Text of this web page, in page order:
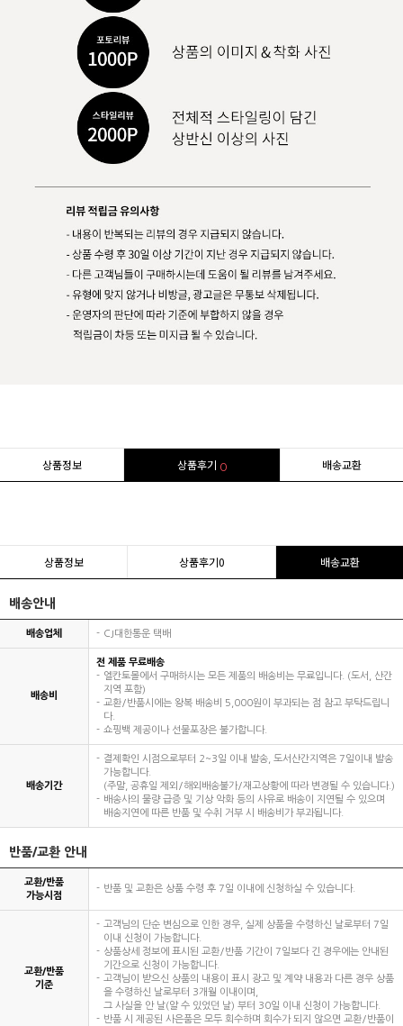
상품정보 상품후기 0 배송교환
상품정보 상품후기0 배송교환
배송안내
배송업체 CJ대한통운 택배
배송비
전 제품 무료배송
엘칸토몰에서 구매하시는 모든 제품의 배송비는 무료입니다. (도서, 산간
지역 포함)
교환/반품시에는 왕복 배송비 5,000원이 부과되는 점 참고 부탁드립니
다.
쇼핑백 제공이나 선물포장은 불가합니다.
배송기간
결제확인 시점으로부터 2~3일 이내 발송, 도서산간지역은 7일이내 발송
가능합니다.
(주말, 공휴일 제외/해외배송불가/재고상황에 따라 변경될 수 있습니다.)
배송사의 물량 급증 및 기상 악화 등의 사유로 배송이 지연될 수 있으며
배송지연에 따른 반품 및 수취 거부 시 배송비가 부과됩니다.
반품/교환 안내
교환/반품
가능시점
반품 및 교환은 상품 수령 후 7일 이내에 신청하실 수 있습니다.
교환/반품
기준
고객님의 단순 변심으로 인한 경우, 실제 상품을 수령하신 날로부터 7일
이내 신청이 가능합니다.
상품상세 정보에 표시된 교환/반품 기간이 7일보다 긴 경우에는 안내된
기간으로 신청이 가능합니다.
고객님이 받으신 상품의 내용이 표시 광고 및 계약 내용과 다른 경우 상품
을 수령하신 날로부터 3개월 이내이며,
그 사실을 안 날(알 수 있었던 날) 부터 30일 이내 신청이 가능합니다.
반품 시 제공된 사은품은 모두 회수하며 회수가 되지 않으면 교환/반품이